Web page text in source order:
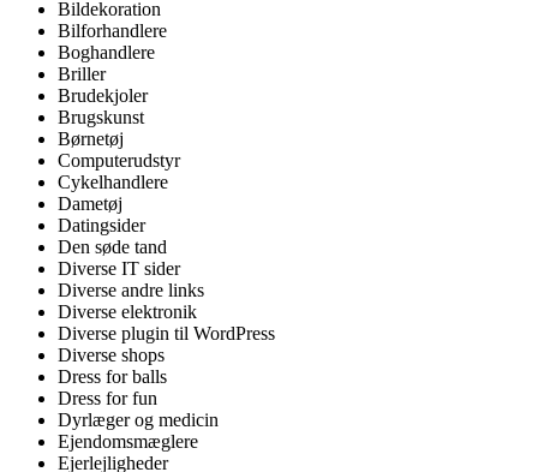
Bildekoration
Bilforhandlere
Boghandlere
Briller
Brudekjoler
Brugskunst
Børnetøj
Computerudstyr
Cykelhandlere
Dametøj
Datingsider
Den søde tand
Diverse IT sider
Diverse andre links
Diverse elektronik
Diverse plugin til WordPress
Diverse shops
Dress for balls
Dress for fun
Dyrlæger og medicin
Ejendomsmæglere
Ejerlejligheder